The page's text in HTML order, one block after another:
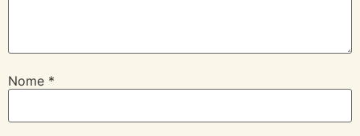
Nome *